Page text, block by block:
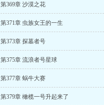
第369章 沙漠之花
第371章 虫族女王的一生
第373章 探墓者号
第375章 流浪者号星球
第377章 蜗牛大赛
第379章 橄榄一号升起来了